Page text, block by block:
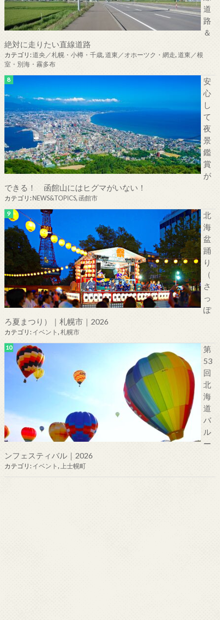
道
路
＆
絶対に走りたい直線道路
カテゴリ:道央／札幌・小樽・千歳,道東／オホーツク・網走,道東／根
室・別海・霧多布
安
心
し
て
夜
景
鑑
賞
が
できる！ 函館山にはヒグマがいない！
カテゴリ:NEWS&TOPICS,函館市
北
海
盆
踊
り
（
さ
っ
ぽ
ろ夏まつり）｜札幌市｜2026
カテゴリ:イベント,札幌市
第
53
回
北
海
道
バ
ル
ー
ンフェスティバル｜2026
カテゴリ:イベント, 上士幌町